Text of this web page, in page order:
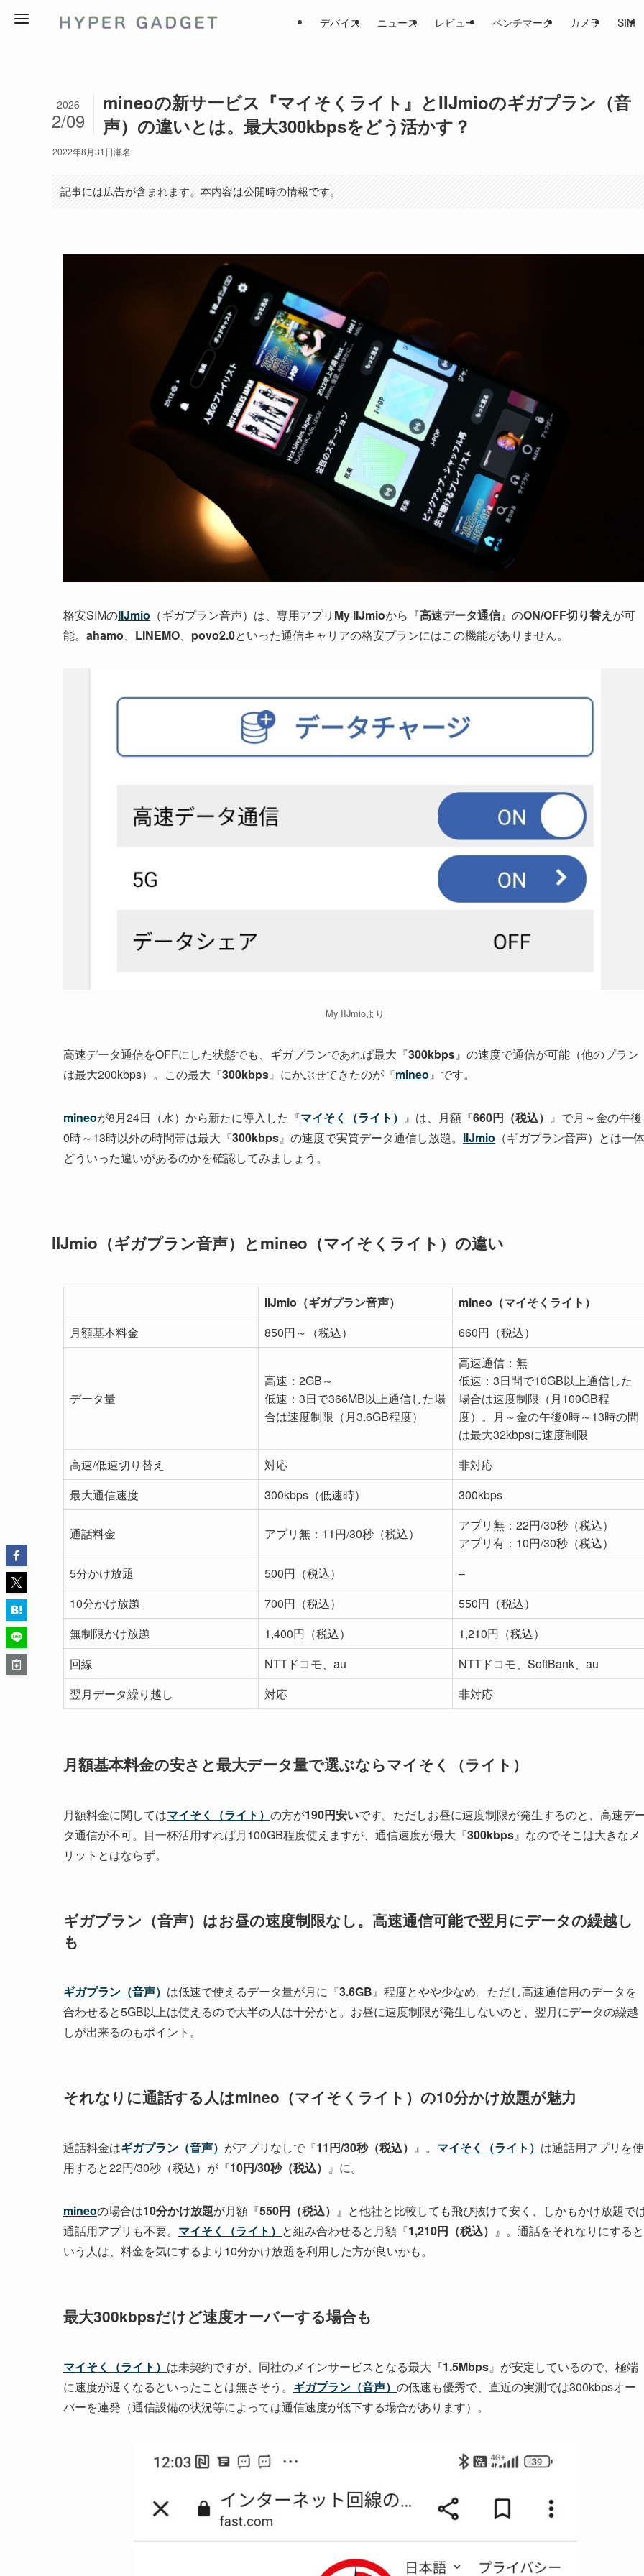
デバイス ニュース レビュー ベンチマーク カメラ SIM
mineoの新サービス『マイそくライト』とIIJmioのギガプラン（音
声）の違いとは。最大300kbpsをどう活かす？
2026
2/09
2022年8月31日瀬名
記事には広告が含まれます。本内容は公開時の情報です。
格安SIMのIIJmio （ギガプラン音声）は、専用アプリ My IIJmioから『高速データ通信』のON/OFF切り替え が可
能。 ahamo、 LINEMO、 povo2.0といった通信キャリアの格安プランにはこの機能がありません。
My IIJmioより
高速データ通信をOFFにした状態でも、ギガプランであれば最大『300kbps』の速度で通信が可能（他のプラン
は最大200kbps）。この最大『300kbps』にかぶせてきたのが『mineo 』です。
mineoが8月24日（水）から新たに導入した『マイそく（ライト） 』は、月額『660円（税込） 』で月～金の午後
0時～13時以外の時間帯は最大『300kbps』の速度で実質データ通信し放題。 IIJmio （ギガプラン音声）とは一体
どういった違いがあるのかを確認してみましょう。
IIJmio（ギガプラン音声）とmineo（マイそくライト）の違い
IIJmio（ギガプラン音声）
mineo（マイそくライト）
月額基本料金
850円～（税込） 660円（税込）
データ量
高速：2GB～
低速：3日で366MB以上通信した場
合は速度制限（月3.6GB程度）
高速通信：無
低速：3日間で10GB以上通信した
場合は速度制限（月100GB程
度）。月～金の午後0時～13時の間
は最大32kbpsに速度制限
高速/低速切り替え
対応
非対応
最大通信速度
300kbps（低速時） 300kbps
通話料金 アプリ無：11円/30秒（税込）
アプリ無：22円/30秒（税込）
アプリ有：10円/30秒（税込）
5分かけ放題
500円（税込）
–
10分かけ放題
700円（税込）
550円（税込）
無制限かけ放題
1,400円（税込）
1,210円（税込）
回線
NTTドコモ、au
NTTドコモ、SoftBank、au
翌月データ繰り越し
対応 非対応
月額基本料金の安さと最大データ量で選ぶならマイそく（ライト）
月額料金に関してはマイそく（ライト） の方が190円安いです。ただしお昼に速度制限が発生するのと、高速デ
タ通信が不可。目一杯活用すれば月100GB程度使えますが、通信速度が最大『300kbps』なのでそこは大きなメ
リットとはならず。
ギガプラン（音声）はお昼の速度制限なし。高速通信可能で翌月にデータの繰越し
も
ギガプラン（音声） は低速で使えるデータ量が月に『3.6GB』程度とやや少なめ。ただし高速通信用のデータを
合わせると5GB以上は使えるので大半の人は十分かと。お昼に速度制限が発生しないのと、翌月にデータの繰越
しが出来るのもポイント。
それなりに通話する人はmineo（マイそくライト）の10分かけ放題が魅力
通話料金はギガプラン（音声） がアプリなしで『11円/30秒（税込） 』。 マイそく（ライト） は通話用アプリを使
用すると22円/30秒（税込）が『10円/30秒（税込） 』に。
mineoの場合は10分かけ放題が月額『550円（税込） 』と他社と比較しても飛び抜けて安く、しかもかけ放題で
通話用アプリも不要。 マイそく（ライト） と組み合わせると月額『1,210円（税込） 』。通話をそれなりにすると
いう人は、料金を気にするより10分かけ放題を利用した方が良いかも。
最大300kbpsだけど速度オーバーする場合も
マイそく（ライト） は未契約ですが、同社のメインサービスとなる最大『1.5Mbps』が安定しているので、極端
に速度が遅くなるといったことは無さそう。 ギガプラン（音声） の低速も優秀で、直近の実測では300kbpsオー
バーを連発（通信設備の状況等によっては通信速度が低下する場合があります）。